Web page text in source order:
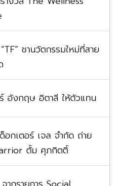
ชานวัตกรรมใหม่ที่สาย
อังกฤษ อิตาลี ให้ตัวแทน
กเตอร์ เจล จำกัด ถ่าย
ตั้ม ศุภกิตติ์